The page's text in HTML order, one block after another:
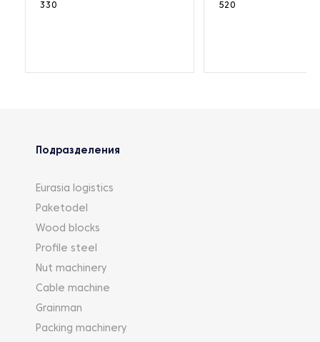
330
520
Подразделения
Eurasia logistics
Paketodel
Wood blocks
Profile steel
Nut machinery
Cable machine
Grainman
Packing machinery